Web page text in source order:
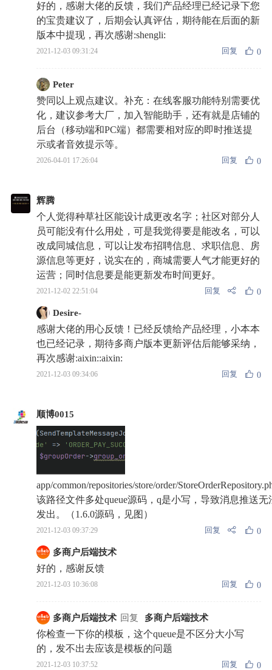
好的，感谢大佬的反馈，我们产品经理已经记录下您
的宝贵建议了，后期会认真评估，期待能在后面的新
版本中提现，再次感谢:shengli:
2021-12-03 09:31:24 回复 0
Peter
赞同以上观点建议。补充：在线客服功能特别需要优
化，建议参考大厂，加入智能助手，还有就是店铺的
后台（移动端和PC端）都需要相对应的即时推送提
示或者音效提示等。
2026-04-01 17:26:04 回复 0
辉腾
个人觉得种草社区能设计成更改名字；社区对部分人
员可能没有什么用处，可是我觉得要是能改名，可以
改成同城信息，可以让发布招聘信息、求职信息、房
源信息等更好，说实在的，商城需要人气才能更好的
运营；同时信息要是能更新发布时间更好。
2021-12-02 22:51:04 回复 0
Desire-
感谢大佬的用心反馈！已经反馈给产品经理，小本本
也已经记录，期待多商户版本更新评估后能够采纳，
再次感谢:aixin::aixin:
2021-12-03 09:34:06 回复 0
顺博0015
app/common/repositories/store/order/
该路径文件多处queue源码，q是小写，导致消息推送无
发出。（1.6.0源码，见图）
2021-12-03 09:37:29 回复 0
多商户后端技术
好的，感谢反馈
2021-12-03 10:36:08 回复 0
多商户后端技术 回复 多商户后端技术
你检查一下你的模板，这个queue是不区分大小写
的，发不出去应该是模板的问题
2021-12-03 10:37:52 回复 0